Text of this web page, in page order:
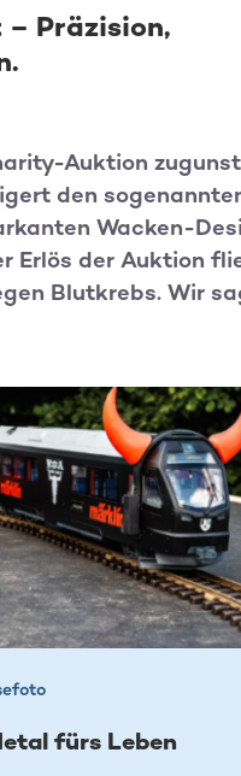
Präzision,
Auktion
den
Wacken-
Erlös der Auktion
Blutkrebs. Wir
fürs Leben